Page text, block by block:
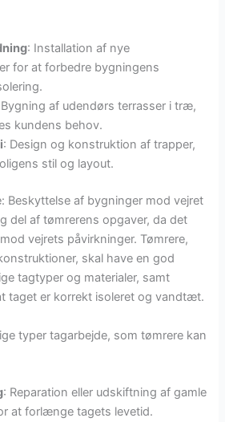
: Installation af nye
for at forbedre bygningens
af udendørs terrasser i træ,
kundens behov.
: Design og konstruktion af trapper,
stil og layout.
Beskyttelse af bygninger mod vejret
del af tømrerens opgaver, da det
vejrets påvirkninger. Tømrere,
skal have en god
tagtyper og materialer, samt
taget er korrekt isoleret og vandtæt.
typer tagarbejde, som tømrere kan
: Reparation eller udskiftning af gamle
at forlænge tagets levetid.